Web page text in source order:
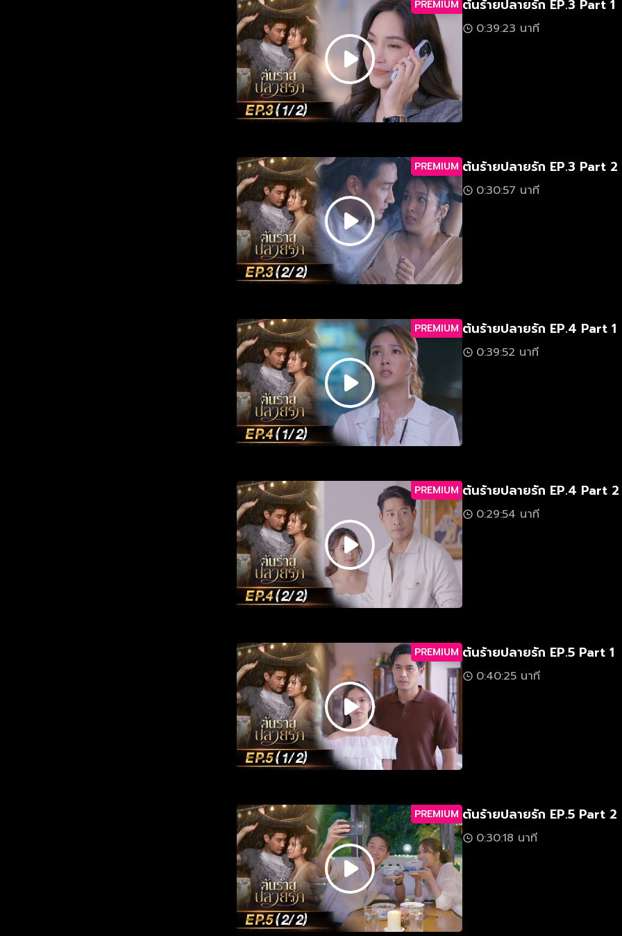
PREMIUM ต้นร้ายปลายรัก EP.3 Part 1
0:39:23 นาที
PREMIUM ต้นร้ายปลายรัก EP.3 Part 2
0:30:57 นาที
PREMIUM ต้นร้ายปลายรัก EP.4 Part 1
0:39:52 นาที
PREMIUM ต้นร้ายปลายรัก EP.4 Part 2
0:29:54 นาที
PREMIUM ต้นร้ายปลายรัก EP.5 Part 1
0:40:25 นาที
PREMIUM ต้นร้ายปลายรัก EP.5 Part 2
0:30:18 นาที